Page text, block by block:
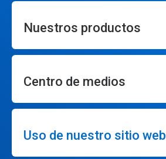
Nuestros productos
Centro de medios
Uso de nuestro sitio web